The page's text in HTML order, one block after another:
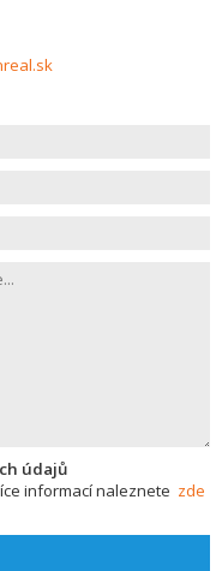
údajů
informací naleznete zde